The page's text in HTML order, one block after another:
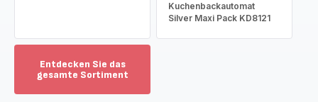
Kuchenbackautomat
Silver Maxi Pack KD8121
Entdecken Sie das
gesamte Sortiment